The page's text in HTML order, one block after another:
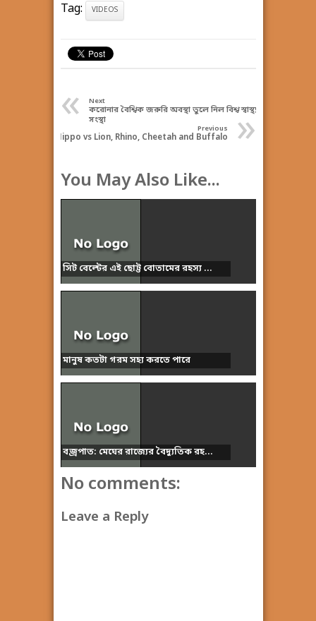
Tag: VIDEOS
« Next
করোনার বৈশ্বিক জরুরি অবস্থা তুলে নিল বিশ্ব স্বাস্থ্য
সংস্থা
»
Previous
Hippo vs Lion, Rhino, Cheetah and Buffalo
You May Also Like...
সিট বেল্টের এই ছোট্ট বোতামের রহস্য ...
মানুষ কতটা গরম সহ্য করতে পারে
বজ্রপাত: মেঘের রাজ্যের বৈদ্যুতিক রহ...
No comments:
Leave a Reply